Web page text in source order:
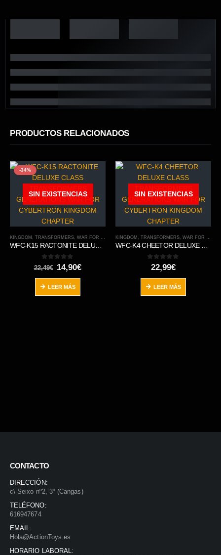
PRODUCTOS RELACIONADOS
-34%
SIN EXISTENCIAS
KINGDOM , TRANSFORMERS, WAR FOR CYBERTRON TRILOGY
WFC-K15 RACTONITE DELUXE CLASS TRANSFORMERS GENERATIONS WAR FOR CYBERTRON KINGDOM CHAPTER
0out of 5
22,49€ El
precio
original
era:
22,49€.
14,90€El
LEER MÁS
SIN EXISTENCIAS
KINGDOM , TRANSFORMERS, WAR FOR CYBERTRON TRILOGY
WFC-K4 CHEETOR DELUXE CLASS TRANSFORMERS GENERATIONS WAR FOR CYBERTRON KINGDOM CHAPTER
out of 5
22,99€
LEER MÁS
CONTACTO
DIRECCIÓN:
c\ Seixo nº2, 3º (Cangas)
TELÉFONO:
616947674
EMAIL:
Hola@ActionToys.es
HORARIO LABORAL: